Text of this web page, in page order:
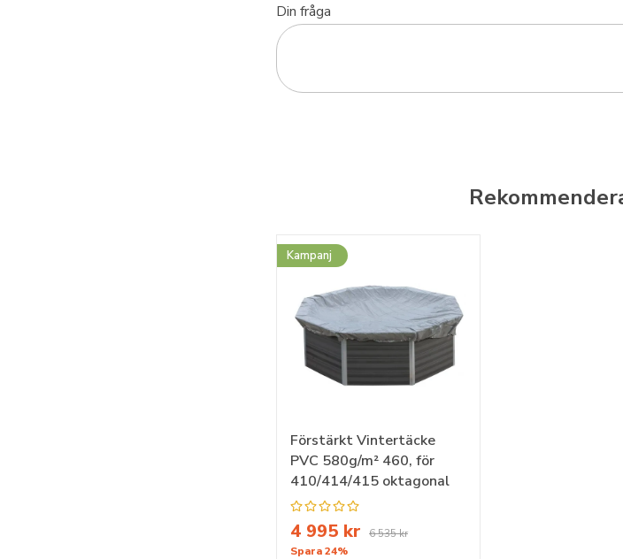
Din fråga
Kampanj
Förstärkt Vintertäcke
PVC 580g/m² 460, för
410/414/415 oktagonal
4 995 kr
6 535 kr
Spara 24%